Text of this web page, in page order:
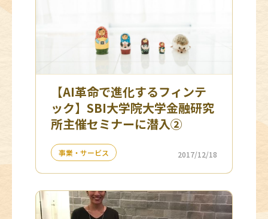
【AI革命で進化するフィンテ
ック】SBI大学院大学金融研究
所主催セミナーに潜入②
事業・サービス 2017/12/18